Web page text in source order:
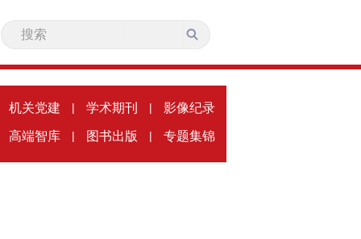
机关党建 | 学术期刊 | 影像纪录
高端智库 | 图书出版 | 专题集锦